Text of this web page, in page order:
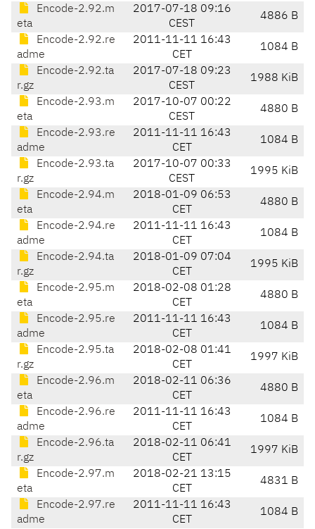
Encode-2.92.m
eta
2017-07-18 09:16
CEST
4886 B
Encode-2.92.re
adme
2011-11-11 16:43
CET
1084 B
Encode-2.92.ta
r.gz
2017-07-18 09:23
CEST
1988 KiB
Encode-2.93.m
eta
2017-10-07 00:22
CEST
4880 B
Encode-2.93.re
adme
2011-11-11 16:43
CET
1084 B
Encode-2.93.ta
r.gz
2017-10-07 00:33
CEST
1995 KiB
Encode-2.94.m
eta
2018-01-09 06:53
CET
4880 B
Encode-2.94.re
adme
2011-11-11 16:43
CET
1084 B
Encode-2.94.ta
r.gz
2018-01-09 07:04
CET
1995 KiB
Encode-2.95.m
eta
2018-02-08 01:28
CET
4880 B
Encode-2.95.re
adme
2011-11-11 16:43
CET
1084 B
Encode-2.95.ta
r.gz
2018-02-08 01:41
CET
1997 KiB
Encode-2.96.m
eta
2018-02-11 06:36
CET
4880 B
Encode-2.96.re
adme
2011-11-11 16:43
CET
1084 B
Encode-2.96.ta
r.gz
2018-02-11 06:41
CET
1997 KiB
Encode-2.97.m
eta
2018-02-21 13:15
CET
4831 B
Encode-2.97.re
adme
2011-11-11 16:43
CET
1084 B